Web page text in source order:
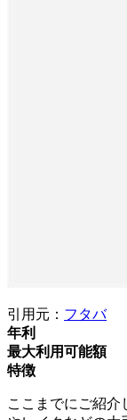
引用元： フタバ
年利
最大利用可能額
特徴
ここまでにご紹介